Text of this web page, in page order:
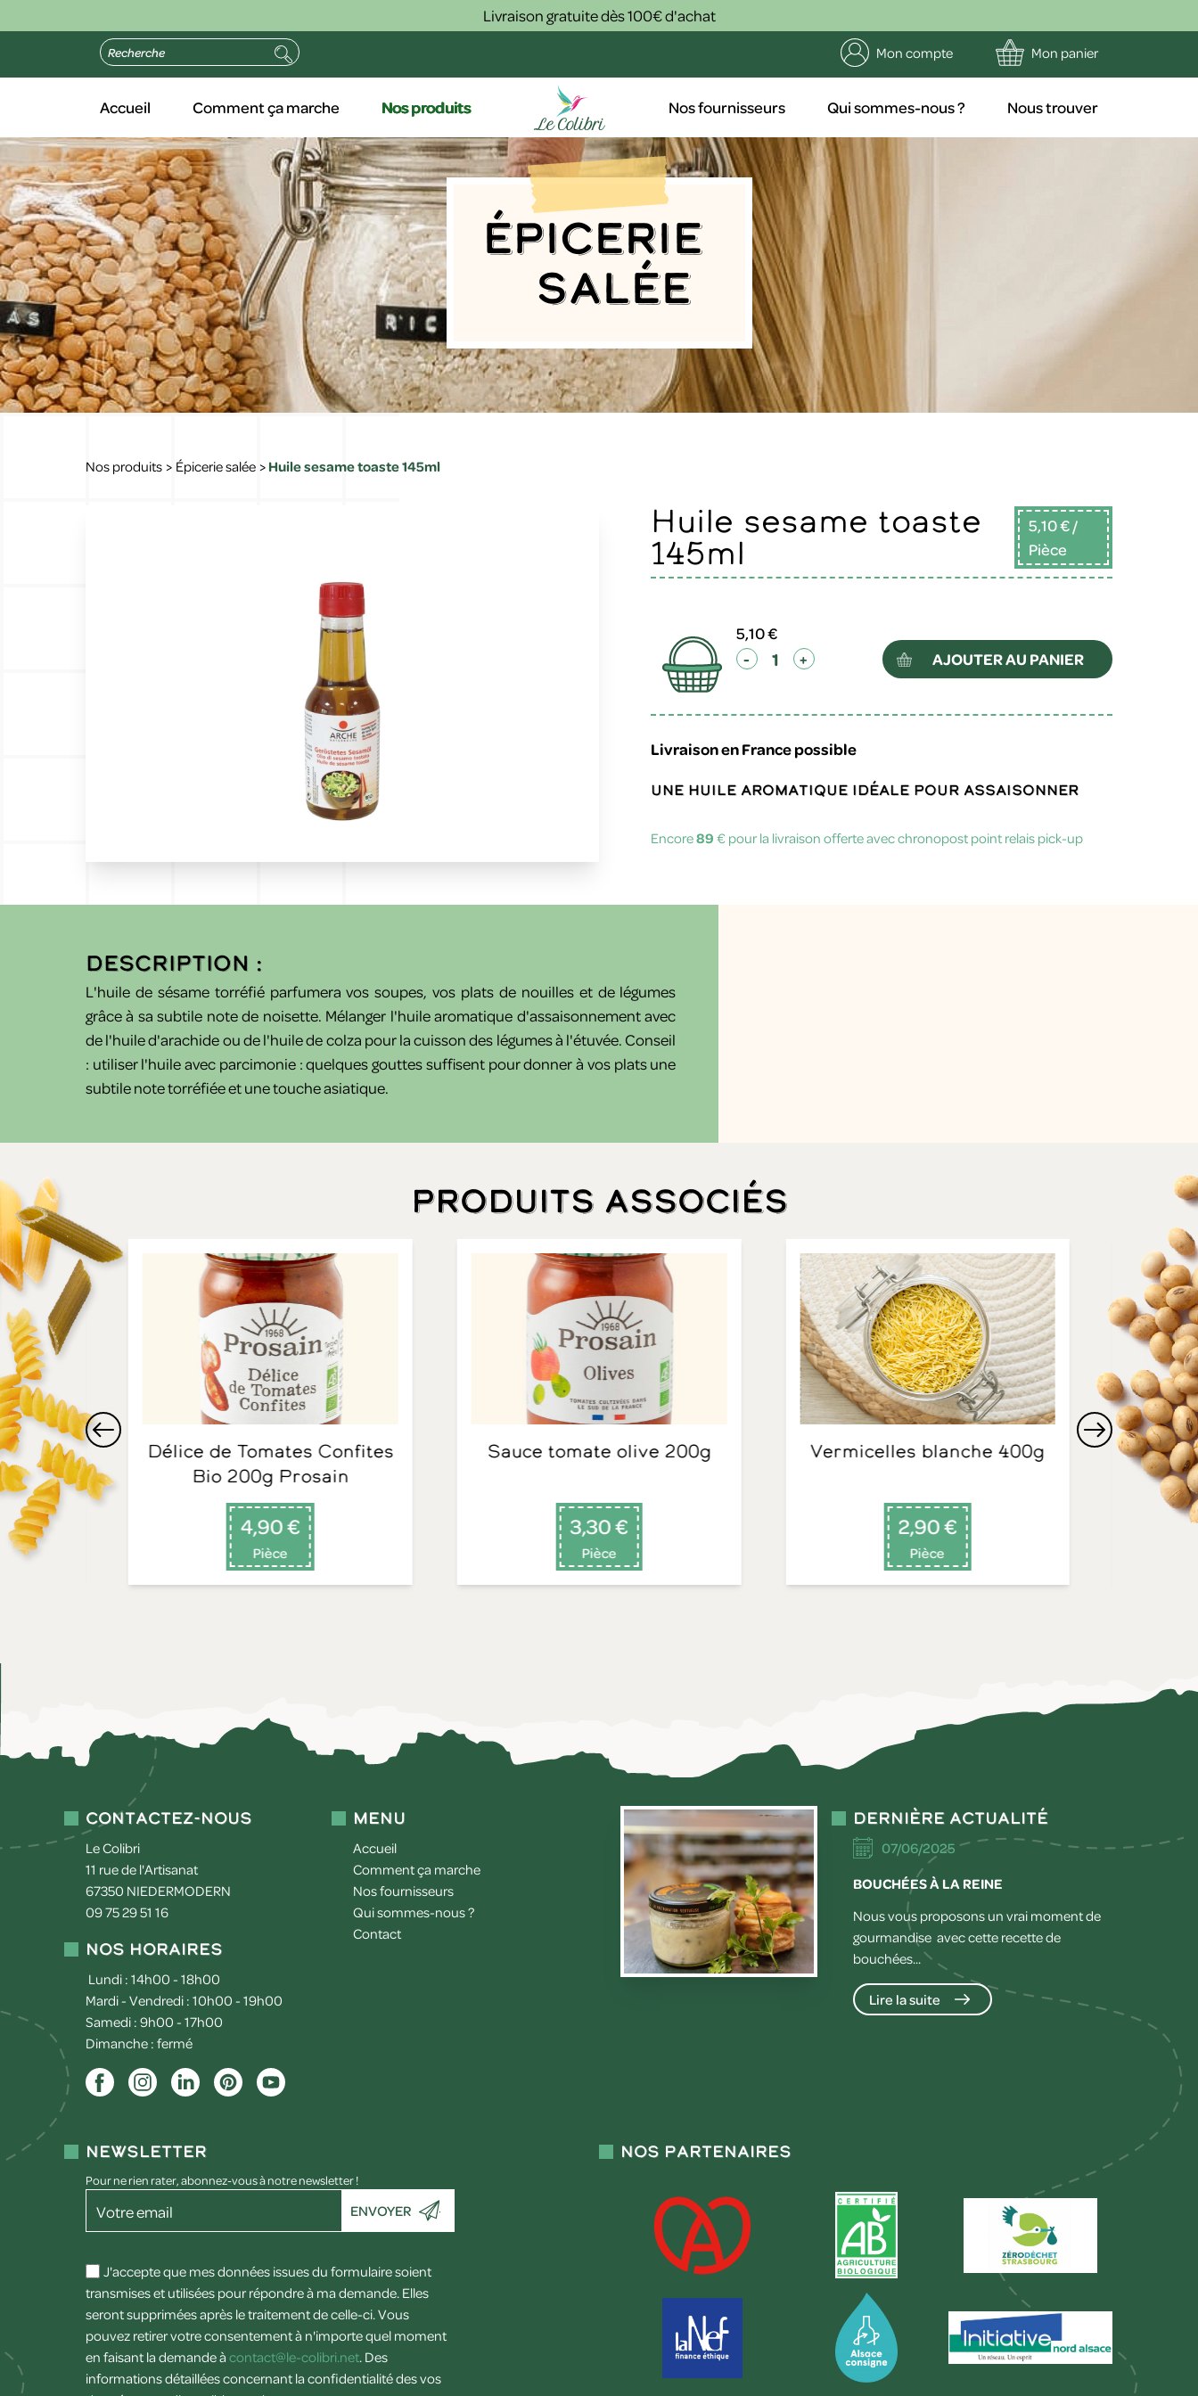
Livraison gratuite dès 100€ d'achat
Mon compte Mon panier
Accueil Comment ça marche Nos produits Nos fournisseurs Qui sommes-nous ? Nous trouver
Épicerie
salée
Nos produits > Épicerie salée > Huile sesame toaste 145ml
Huile sesame toaste
145ml
5,10 €/
Pièce
5,10 €
- + AJOUTER AU PANIER
Livraison en France possible
Une huile aromatique idéale pour assaisonner
Encore89 € pour la livraison offerte avec chronopost point relais pick-up
Description :
L'huile de sésame torréfié parfumera vos soupes, vos plats de nouilles et de légumes
grâce à sa subtile note de noisette. Mélanger l'huile aromatique d'assaisonnement avec
de l'huile d'arachide ou de l'huile de colza pour la cuisson des légumes à l'étuvée. Conseil
: utiliser l'huile avec parcimonie : quelques gouttes suffisent pour donner à vos plats une
subtile note torréfiée et une touche asiatique.
Produits associés
Délice de Tomates Confites
Bio 200g Prosain
4,90 €
Pièce
Sauce tomate olive 200g
3,30 €
Pièce
Vermicelles blanche 400g
2,90 €
Pièce
Fusilli lentillon 250g Adal
Contactez-nous
Le Colibri
11 rue de l'Artisanat
67350 NIEDERMODERN
09 75 29 51 16
Nos horaires
Lundi : 14h00 - 18h00
Mardi - Vendredi : 10h00 - 19h00
Samedi : 9h00 - 17h00
Dimanche : fermé
Menu
Accueil
Comment ça marche
Nos fournisseurs
Qui sommes-nous ?
Contact
Dernière actualité
07/06/2025
BOUCHÉES À LA REINE
Nous vous proposons un vrai moment de
gourmandise avec cette recette de
bouchées...
Lire la suite
Newsletter
Pour ne rien rater, abonnez-vous à notre newsletter !
Votre email ENVOYER
J'accepte que mes données issues du formulaire soient
transmises et utilisées pour répondre à ma demande. Elles
seront supprimées après le traitement de celle-ci. Vous
pouvez retirer votre consentement à n'importe quel moment
en faisant la demande à contact@le-colibri.net. Des
informations détaillées concernant la confidentialité des vos
Nos partenaires